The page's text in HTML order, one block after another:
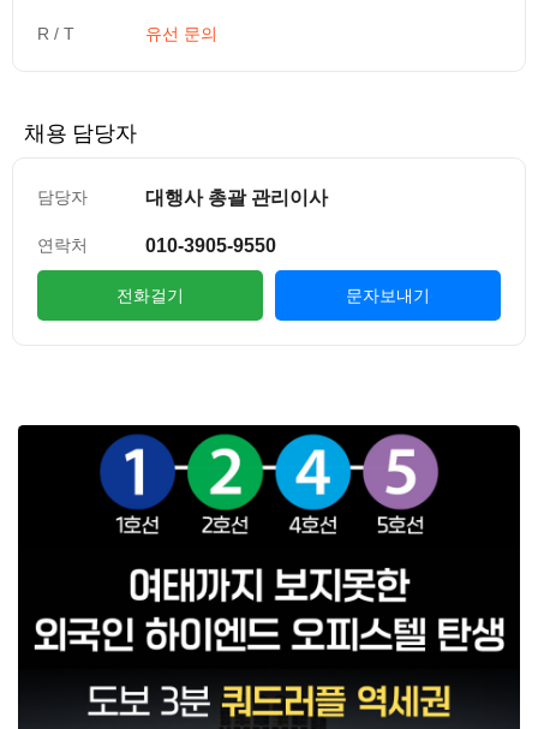
R / T 유선 문의
채용 담당자
담당자 대행사 총괄 관리이사
연락처 010-3905-9550
전화걸기 문자보내기
본문